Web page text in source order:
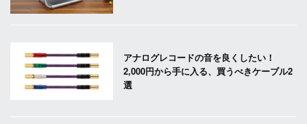
アナログレコードの音を良くしたい！
2,000円から手に入る、買うべきケーブル2
選